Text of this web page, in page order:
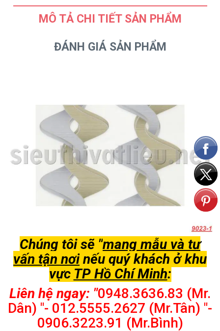
MÔ TẢ CHI TIẾT SẢN PHẨM
ĐÁNH GIÁ SẢN PHẨM
Chúng tôi sẽ "mang mẫu và tư
vấn tận nơi nếu quý khách ở khu
vực TP Hồ Chí Minh:
Liên hệ ngay: "0948.3636.83 (Mr.
Dân) "- 012.5555.2627 (Mr.Tân) "-
0906.3223.91 (Mr.Bình)